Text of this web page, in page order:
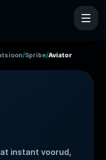
/Spribe/Aviator
instant voorud,